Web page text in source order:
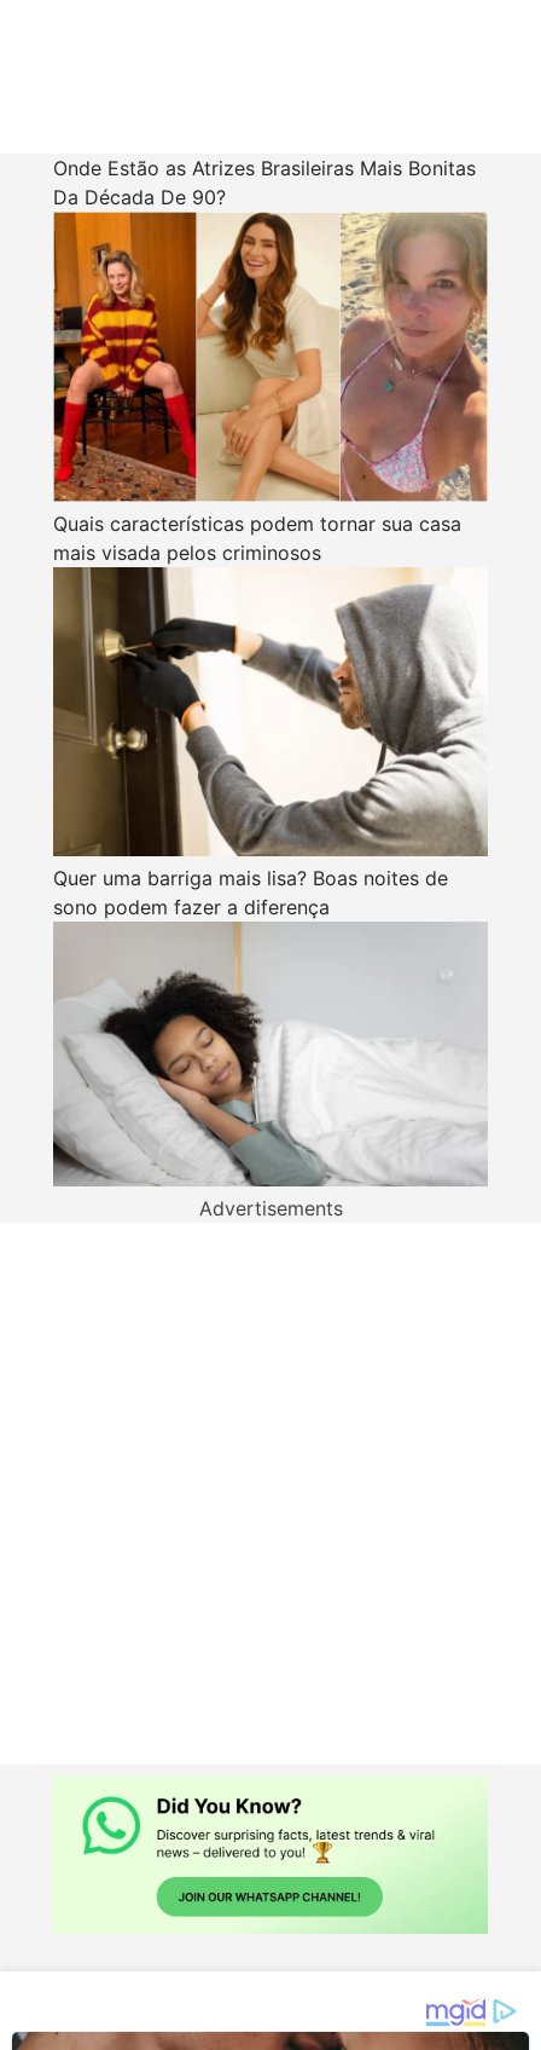
Onde Estão as Atrizes Brasileiras Mais Bonitas
Da Década De 90?
Quais características podem tornar sua casa
mais visada pelos criminosos
Quer uma barriga mais lisa? Boas noites de
sono podem fazer a diferença
Advertisements